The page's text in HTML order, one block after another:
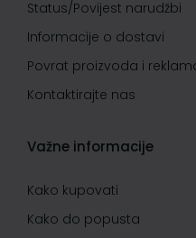
Status/Povijest narudžbi
Informacije o dostavi
Povrat proizvoda i
Kontaktirajte nas
Važne informacije
Kako kupovati
Kako do popusta